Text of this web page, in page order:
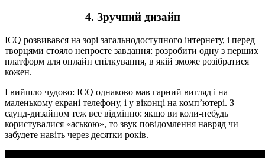
4. Зручний дизайн
ICQ розвивався на зорі загальнодоступного інтернету, і перед
творцями стояло непросте завдання: розробити одну з перших
платформ для онлайн спілкування, в якій зможе розібратися
кожен.
І вийшло чудово: ICQ однаково мав гарний вигляд і на
маленькому екрані телефону, і у віконці на комп’ютері. З
саунд-дизайном теж все відмінно: якщо ви коли-небудь
користувалися «аською», то звук повідомлення навряд чи
забудете навіть через десятки років.